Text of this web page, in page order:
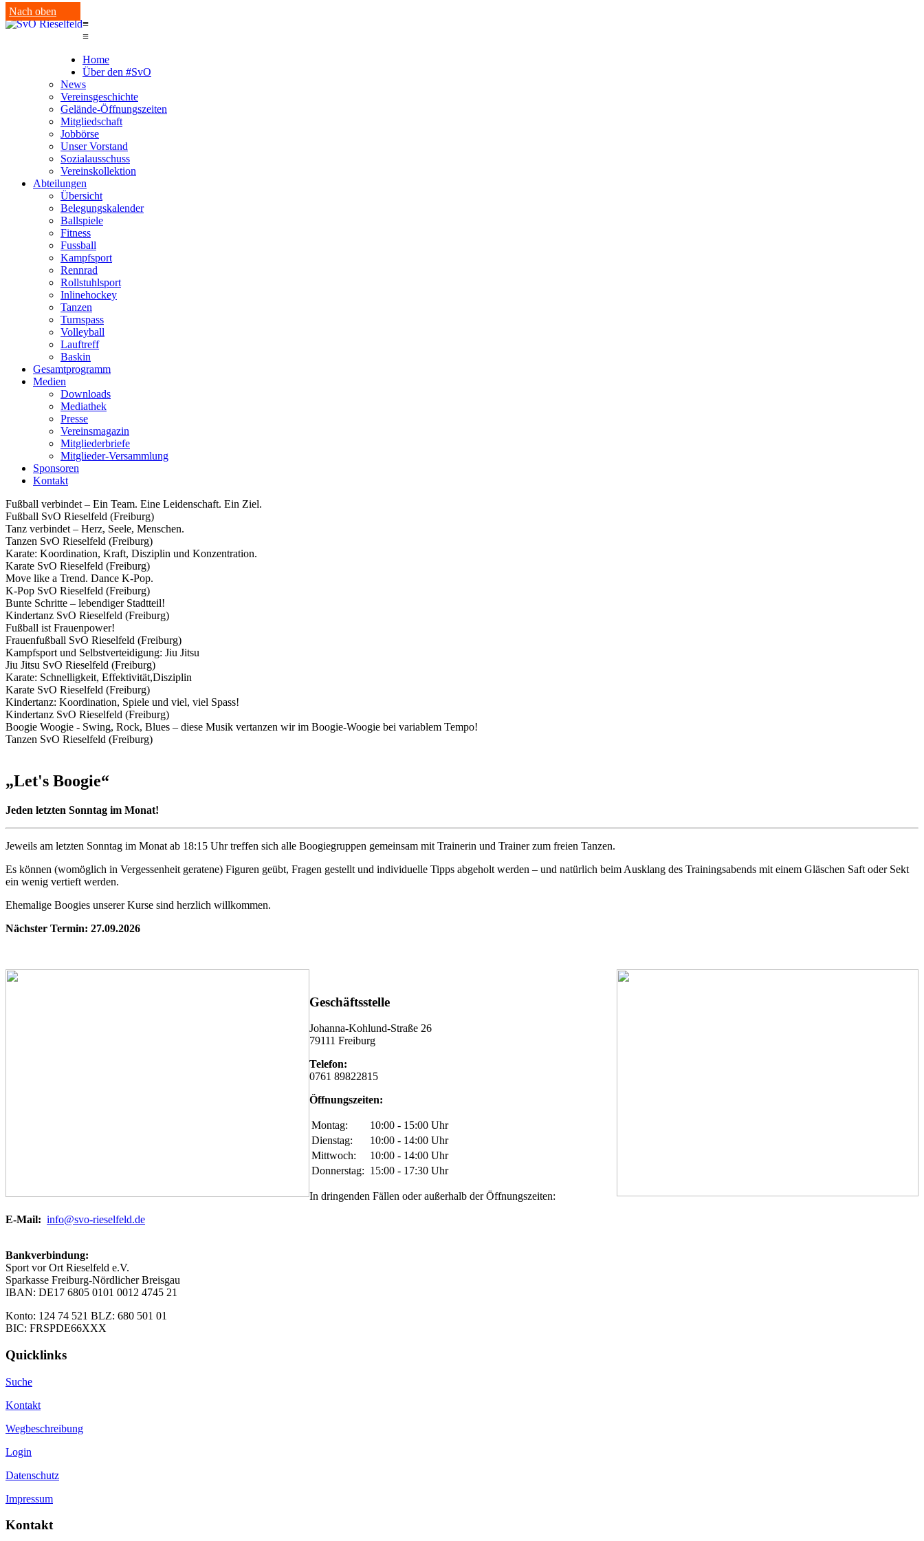
Nach oben
≡
≡
Home
Über den #SvO
News
Vereinsgeschichte
Gelände-Öffnungszeiten
Mitgliedschaft
Jobbörse
Unser Vorstand
Sozialausschuss
Vereinskollektion
Abteilungen
Übersicht
Belegungskalender
Ballspiele
Fitness
Fussball
Kampfsport
Rennrad
Rollstuhlsport
Inlinehockey
Tanzen
Turnspass
Volleyball
Lauftreff
Baskin
Gesamtprogramm
Medien
Downloads
Mediathek
Presse
Vereinsmagazin
Mitgliederbriefe
Mitglieder-Versammlung
Sponsoren
Kontakt
Fußball verbindet – Ein Team. Eine Leidenschaft. Ein Ziel.
Fußball SvO Rieselfeld (Freiburg)
Tanz verbindet – Herz, Seele, Menschen.
Tanzen SvO Rieselfeld (Freiburg)
Karate: Koordination, Kraft, Disziplin und Konzentration.
Karate SvO Rieselfeld (Freiburg)
Move like a Trend. Dance K-Pop.
K-Pop SvO Rieselfeld (Freiburg)
Bunte Schritte – lebendiger Stadtteil!
Kindertanz SvO Rieselfeld (Freiburg)
Fußball ist Frauenpower!
Frauenfußball SvO Rieselfeld (Freiburg)
Kampfsport und Selbstverteidigung: Jiu Jitsu
Jiu Jitsu SvO Rieselfeld (Freiburg)
Karate: Schnelligkeit, Effektivität,Disziplin
Karate SvO Rieselfeld (Freiburg)
Kindertanz: Koordination, Spiele und viel, viel Spass!
Kindertanz SvO Rieselfeld (Freiburg)
Boogie Woogie - Swing, Rock, Blues – diese Musik vertanzen wir im Boogie-Woogie bei variablem Tempo!
Tanzen SvO Rieselfeld (Freiburg)
„Let's Boogie“
Jeden letzten Sonntag im Monat!
Jeweils am letzten Sonntag im Monat ab 18:15 Uhr treffen sich alle Boogiegruppen gemeinsam mit Trainerin und Trainer zum freien Tanzen.
Es können (womöglich in Vergessenheit geratene) Figuren geübt, Fragen gestellt und individuelle Tipps abgeholt werden – und natürlich beim Ausklang des Trainingsabends mit einem Gläschen Saft oder Sekt
ein wenig vertieft werden.
Ehemalige Boogies unserer Kurse sind herzlich willkommen.
Nächster Termin: 27.09.2026
Geschäftsstelle
Johanna-Kohlund-Straße 26
79111 Freiburg
Telefon:
0761 89822815
Öffnungszeiten:
Montag:
10:00 - 15:00 Uhr
Dienstag:
10:00 - 14:00 Uhr
Mittwoch:
10:00 - 14:00 Uhr
Donnerstag: 15:00 - 17:30 Uhr
In dringenden Fällen oder außerhalb der Öffnungszeiten:
E-Mail: info@svo-rieselfeld.de
Bankverbindung:
Sport vor Ort Rieselfeld e.V.
Sparkasse Freiburg-Nördlicher Breisgau
IBAN: DE17 6805 0101 0012 4745 21
Konto: 124 74 521 BLZ: 680 501 01
BIC: FRSPDE66XXX
Quicklinks
Suche
Kontakt
Wegbeschreibung
Login
Datenschutz
Impressum
Kontakt